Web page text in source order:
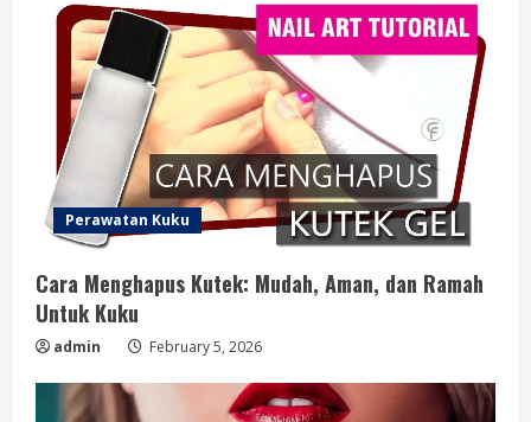
Perawatan Kuku
Cara Menghapus Kutek: Mudah, Aman, dan Ramah
Untuk Kuku
admin February 5, 2026